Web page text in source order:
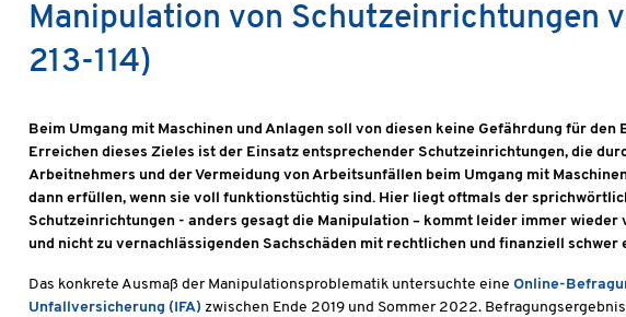
Manipulation von Schutzeinrichtungen
213-114)
Beim Umgang mit Maschinen und Anlagen soll von diesen keine Gefährdung für
Erreichen dieses Zieles ist der Einsatz entsprechender Schutzeinrichtungen, die
Arbeitnehmers und der Vermeidung von Arbeitsunfällen beim Umgang mit
dann erfüllen, wenn sie voll funktionstüchtig sind. Hier liegt oftmals der
Schutzeinrichtungen - anders gesagt die Manipulation – kommt leider immer
und nicht zu vernachlässigenden Sachschäden mit rechtlichen und finanziell schwer
Das konkrete Ausmaß der Manipulationsproblematik untersuchte eine Online-
Unfallversicherung (IFA) zwischen Ende 2019 und Sommer 2022.